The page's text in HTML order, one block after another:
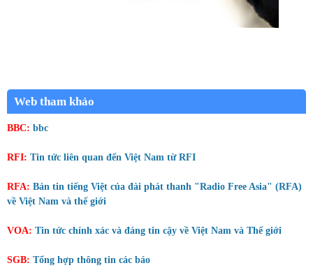
Web tham khảo
BBC: bbc
RFI: Tin tức liên quan đến Việt Nam từ RFI
RFA: Bản tin tiếng Việt của đài phát thanh "Radio Free Asia" (RFA)
về Việt Nam và thế giới
VOA: Tin tức chính xác và đáng tin cậy về Việt Nam và Thế giới
SGB: Tổng hợp thông tin các báo